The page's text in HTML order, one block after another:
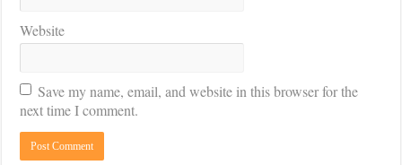
Website
Save my name, email, and website in this browser for the
next time I comment.